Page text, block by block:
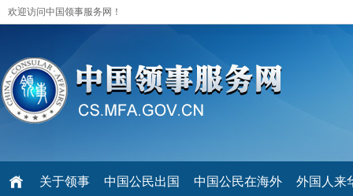
欢迎访问中国领事服务网！
关于领事 中国公民出国 中国公民在海外 外国人来